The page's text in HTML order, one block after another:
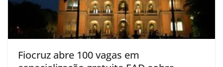
Fiocruz abre 100 vagas em